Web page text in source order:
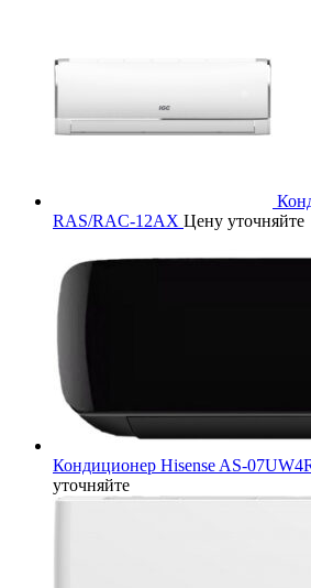
RAS/RAC-12AX Цену уточняйте
Кондиционер Hisense AS-
уточняйте